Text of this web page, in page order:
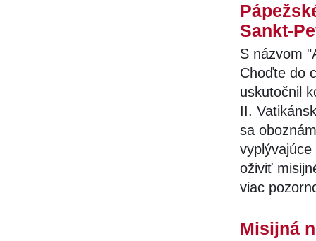
Sankt-
S názvom
Choďte do
uskutočnil
II.
sa
oživiť
viac
Misijná